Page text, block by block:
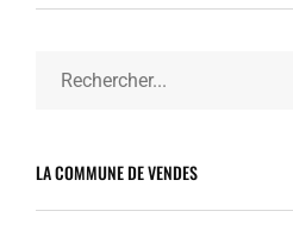
LA COMMUNE DE VENDES